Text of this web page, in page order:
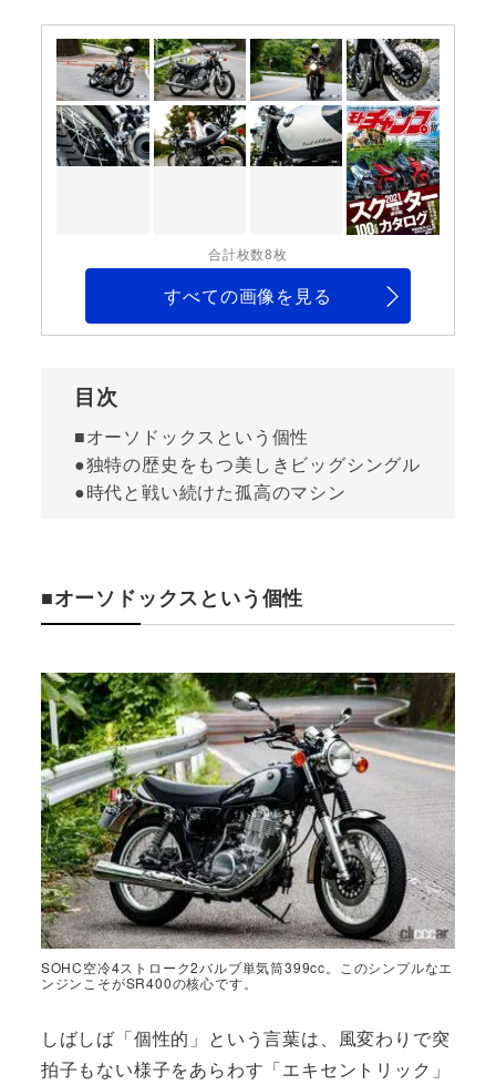
合計枚数8枚
すべての画像を見る
目次
■オーソドックスという個性
●独特の歴史をもつ美しきビッグシングル
●時代と戦い続けた孤高のマシン
■オーソドックスという個性
SOHC空冷4ストローク2バルブ単気筒399cc。このシンプルなエ
ンジンこそがSR400の核心です。
しばしば「個性的」という言葉は、風変わりで突
拍子もない様子をあらわす「エキセントリック」